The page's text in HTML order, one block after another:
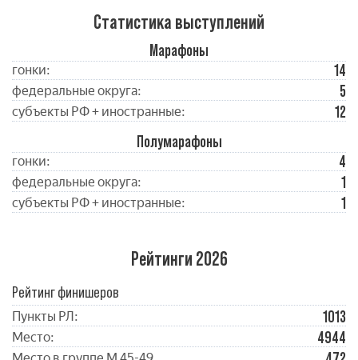
Статистика выступлений
Марафоны
гонки: 14
федеральные округа: 5
субъекты РФ + иностранные:
12
Полумарафоны
гонки: 4
федеральные округа: 1
субъекты РФ + иностранные: 1
Рейтинги 2026
Рейтинг финишеров
Пункты РЛ: 1013
Место: 4944